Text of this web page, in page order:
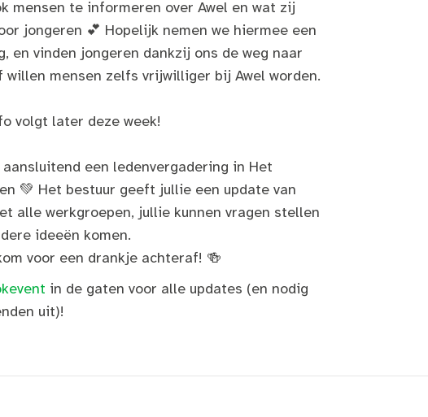
mensen te informeren over Awel en wat zij
jongeren 💕 Hopelijk nemen we hiermee een
en vinden jongeren dankzij ons de weg naar
willen mensen zelfs vrijwilliger bij Awel worden.
volgt later deze week!
aansluitend een ledenvergadering in Het
💚 Het bestuur geeft jullie een update van
alle werkgroepen, jullie kunnen vragen stellen
ideeën komen.
voor een drankje achteraf! 🍻
in de gaten voor alle updates (en nodig
uit)!